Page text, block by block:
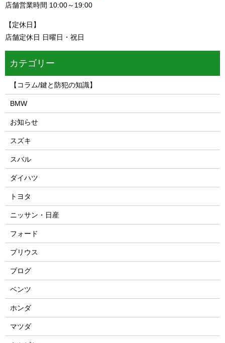
店舗営業時間 10:00～19:00
【定休日】
店舗定休日 日曜日・祝日
カテゴリー
【コラム/鍵と防犯の知識】
BMW
お知らせ
スズキ
スバル
ダイハツ
トヨタ
ニッサン・日産
フォード
プリウス
ブログ
ベンツ
ホンダ
マツダ